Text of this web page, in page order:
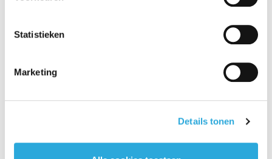
Statistieken
Marketing
Details tonen
€
1.887,60 Incl. BTW
Excl. BTW